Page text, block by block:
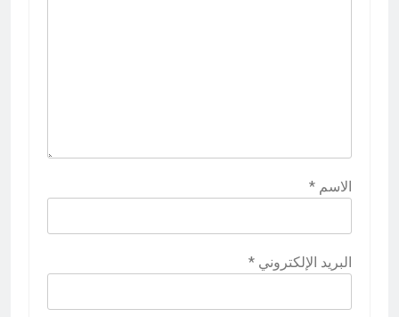
الاسم *
البريد الإلكتروني *